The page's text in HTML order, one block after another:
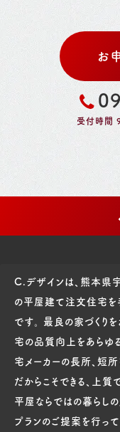
お
受付時間
C.デザインは、熊本県
の平屋建て注文住宅を
です。 最良の家づくり
宅の品質向上をあらゆ
宅メーカーの長所、短
だからこそできる、上質
平屋ならではの暮らし
プランのご提案を行っ